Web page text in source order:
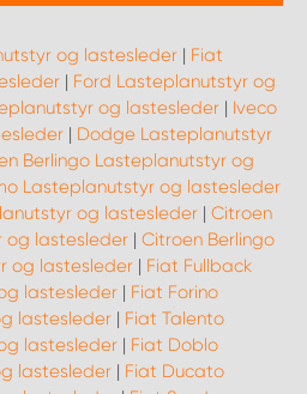
og lastesleder | Fiat
| Ford Lasteplanutstyr og
og lastesleder | Iveco
| Dodge Lasteplanutstyr
Berlingo Lasteplanutstyr og
Lasteplanutstyr og lastesleder
og lastesleder | Citroen
og lastesleder | Citroen Berlingo
og lastesleder | Fiat Fullback
lastesleder| Fiat Forino
lastesleder| Fiat Talento
lastesleder| Fiat Doblo
lastesleder| Fiat Ducato